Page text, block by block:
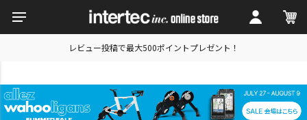
レビュー投稿で最大500ポイントプレゼント！